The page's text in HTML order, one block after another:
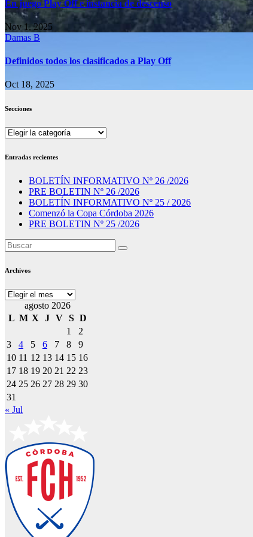
En juego Play Off e instancia de descenso
Nov 1, 2025
Damas B
Definidos todos los clasificados a Play Off
Oct 18, 2025
Secciones
Secciones
Entradas recientes
BOLETÍN INFORMATIVO Nº 26 /2026
PRE BOLETIN Nº 26 /2026
BOLETÍN INFORMATIVO Nº 25 / 2026
Comenzó la Copa Córdoba 2026
PRE BOLETIN Nº 25 /2026
Archivos
Archivos
agosto 2026
L M X J V S D
1
2
3
4 5 6 7 8
9
10 11 12 13 14 15 16
17 18 19 20 21 22 23
24 25 26 27 28 29 30
31
« Jul